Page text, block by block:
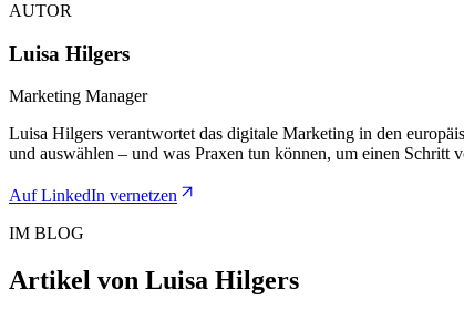
AUTOR
Luisa Hilgers
Marketing Manager
Luisa Hilgers verantwortet das digitale Marketing in den
und auswählen – und was Praxen tun können, um einen Schritt
Auf LinkedIn vernetzen
IM BLOG
Artikel von Luisa Hilgers